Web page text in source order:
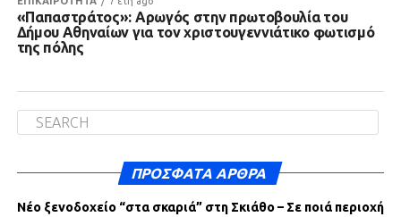
«Παπαστράτος»: Αρωγός στην πρωτοβουλία του
Δήμου Αθηναίων για τον χριστουγεννιάτικο φωτισμό
της πόλης
ΠΡΌΣΦΑΤΑ ΆΡΘΡΑ
Νέο ξενοδοχείο “στα σκαριά” στη Σκιάθο – Σε ποιά περιοχή